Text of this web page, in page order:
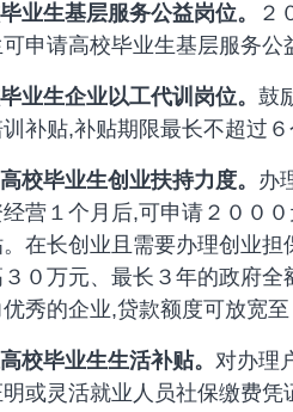
业生基层服务公益岗位。
２
申请高校毕业生基层服务
业生企业以工代训岗位。 鼓
补贴,补贴期限最长不超过
校毕业生创业扶持力度。 办
营１个月后,可申请２００
在长创业且需要办理创业
０万元、最长３年的政府
秀的企业,贷款额度可放宽
校毕业生生活补贴。 对办理
或灵活就业人员社保缴费